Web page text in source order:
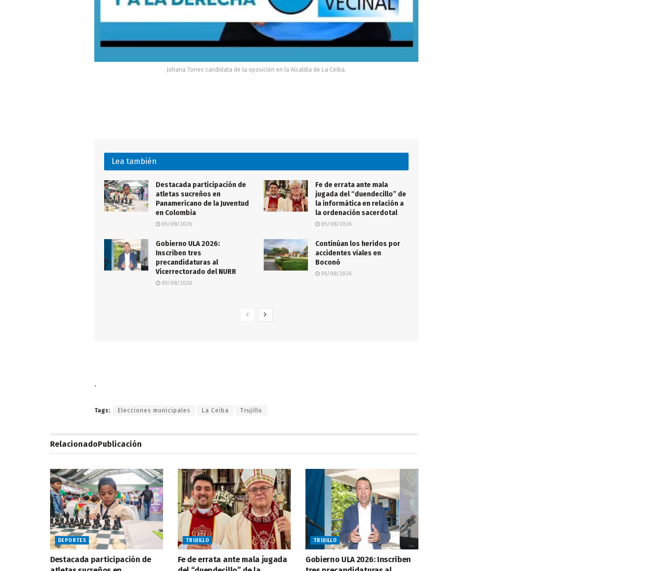
Johana Torres candidata de la oposición en la Alcaldía de La Ceiba.
Lea también
Destacada participación de
atletas sucreños en
Panamericano de la Juventud
en Colombia
05/08/2026
Fe de errata ante mala
jugada del “duendecillo” de
la informática en relación a
la ordenación sacerdotal
05/08/2026
Gobierno ULA 2026:
Inscriben tres
precandidaturas al
Vicerrectorado del NURR
05/08/2026
Continúan los heridos por
accidentes viales en
Boconó
05/08/2026
.
Tags: Elecciones municipales La Ceiba Trujillo
RelacionadoPublicación
DEPORTES
Destacada participación de
TRUJILLO
Fe de errata ante mala jugada
TRUJILLO
Gobierno ULA 2026: Inscriben